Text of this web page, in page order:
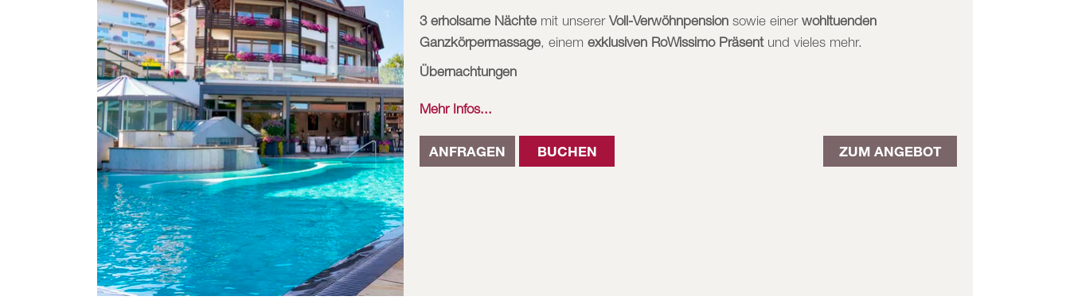
3 erholsame Nächte mit unserer Voll-Verwöhnpension sowie einer wohltuenden
Ganzkörpermassage, einem exklusiven RoWissimo Präsentund vieles mehr.
Übernachtungen
Mehr Infos...
ZUM ANGEBOT
ANFRAGEN BUCHEN